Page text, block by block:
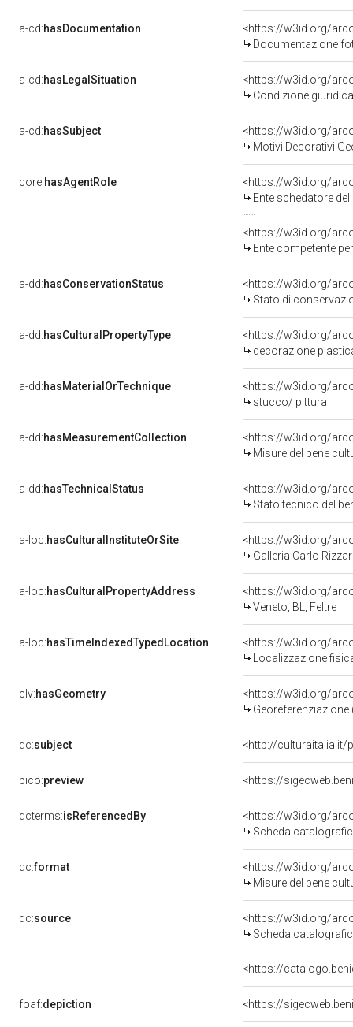
a-cd:hasDocumentation
Documentazione
a-cd:hasLegalSituation
Condizione
a-cd:hasSubject
<https://w3id.org/
Motivi Decorativi
core:hasAgentRole
<https://w3id.org/
Ente schedatore
<https://w3id.org/
Ente competente per tutela
a-dd:hasConservationStatus
<https://w3id.org/
Stato di
a-dd:hasCulturalPropertyType
<https://w3id.org/
decorazione
a-dd:hasMaterialOrTechnique
<https://w3id.org/
stucco/ pittura
a-dd:hasMeasurementCollection
<https://w3id.org/
Misure del bene
a-dd:hasTechnicalStatus
<https://w3id.org/
Stato tecnico del
a-loc:hasCulturalInstituteOrSite
<https://w3id.org/
Galleria Carlo
a-loc:hasCulturalPropertyAddress
<https://w3id.org/
Veneto, BL, Feltre
a-loc:hasTimeIndexedTypedLocation
<https://w3id.org/
Localizzazione
clv:hasGeometry
<https://w3id.org/
dc:subject <http://culturaitalia.it/
pico:preview <https://
dcterms:isReferencedBy
<https://w3id.org/
Scheda
dc:format
<https://w3id.org/
Misure del bene
dc:source
<https://w3id.org/
Scheda
<https://
foaf:depiction <https://